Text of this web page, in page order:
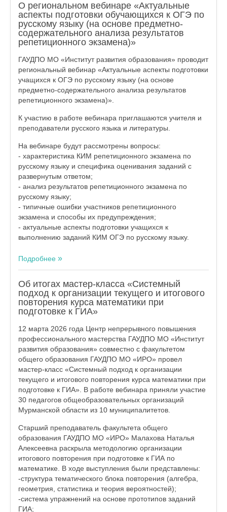
О региональном вебинаре «Актуальные
аспекты подготовки обучающихся к ОГЭ по
русскому языку (на основе предметно-
содержательного анализа результатов
репетиционного экзамена)»
ГАУДПО МО «Институт развития образования» проводит
региональный вебинар «Актуальные аспекты подготовки
учащихся к ОГЭ по русскому языку (на основе
предметно-содержательного анализа результатов
репетиционного экзамена)».
К участию в работе вебинара приглашаются учителя и
преподаватели русского языка и литературы.
На вебинаре будут рассмотрены вопросы:
- характеристика КИМ репетиционного экзамена по
русскому языку и специфика оценивания заданий с
развернутым ответом;
- анализ результатов репетиционного экзамена по
русскому языку;
- типичные ошибки участников репетиционного
экзамена и способы их предупреждения;
- актуальные аспекты подготовки учащихся к
выполнению заданий КИМ ОГЭ по русскому языку.
Подробнее
Об итогах мастер-класса «Системный
подход к организации текущего и итогового
повторения курса математики при
подготовке к ГИА»
12 марта 2026 года Центр непрерывного повышения
профессионального мастерства ГАУДПО МО «Институт
развития образования» совместно с факультетом
общего образования ГАУДПО МО «ИРО» провел
мастер-класс «Системный подход к организации
текущего и итогового повторения курса математики при
подготовке к ГИА». В работе вебинара приняли участие
30 педагогов общеобразовательных организаций
Мурманской области из 10 муниципалитетов.
Старший преподаватель факультета общего
образования ГАУДПО МО «ИРО» Малахова Наталья
Алексеевна раскрыла методологию организации
итогового повторения при подготовке к ГИА по
математике. В ходе выступления были представлены:
-структура тематического блока повторения (алгебра,
геометрия, статистика и теория вероятностей);
-система упражнений на основе прототипов заданий
ГИА;